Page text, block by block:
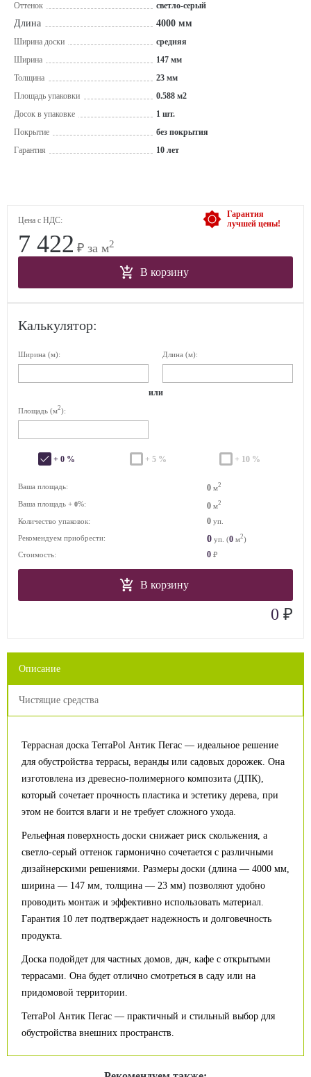
Оттенок
светло-серый
Длина 4000 мм
Ширина доски
средняя
Ширина
147 мм
Толщина
23 мм
Площадь упаковки
0.588 м2
Досок в упаковке
1 шт.
Покрытие
без покрытия
Гарантия
10 лет
Гарантия
лучшей цены!
Цена с НДС:
7 422 ₽ за м2
В корзину
Калькулятор:
Ширина (м): Длина (м):
или
Площадь (м2):
+ 0 % + 5 % + 10 %
Ваша площадь: 0 м2
Ваша площадь + 0%: 0 м2
Количество упаковок: 0 уп.
Рекомендуем приобрести:
0 уп. (0 м2)
Стоимость:
0 ₽
В корзину
0 ₽
Описание
Чистящие средства
Террасная доска TerraPol Антик Пегас — идеальное решение
для обустройства террасы, веранды или садовых дорожек. Она
изготовлена из древесно-полимерного композита (ДПК),
который сочетает прочность пластика и эстетику дерева, при
этом не боится влаги и не требует сложного ухода.
Рельефная поверхность доски снижает риск скольжения, а
светло-серый оттенок гармонично сочетается с различными
дизайнерскими решениями. Размеры доски (длина — 4000 мм,
ширина — 147 мм, толщина — 23 мм) позволяют удобно
проводить монтаж и эффективно использовать материал.
Гарантия 10 лет подтверждает надежность и долговечность
продукта.
Доска подойдет для частных домов, дач, кафе с открытыми
террасами. Она будет отлично смотреться в саду или на
придомовой территории.
TerraPol Антик Пегас — практичный и стильный выбор для
обустройства внешних пространств.